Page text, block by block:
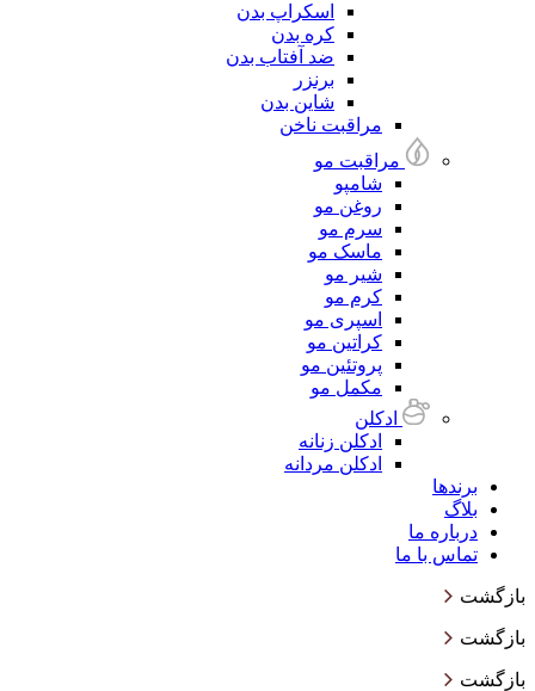
اسکراپ بدن
کره بدن
ضد آفتاب بدن
برنزر
شاین بدن
مراقبت ناخن
مراقبت مو
شامپو
روغن مو
سرم مو
ماسک مو
شیر مو
کرم مو
اسپری مو
کراتین مو
پروتئین مو
مکمل مو
ادکلن
ادکلن زنانه
ادکلن مردانه
برندها
بلاگ
درباره ما
تماس با ما
بازگشت
بازگشت
بازگشت